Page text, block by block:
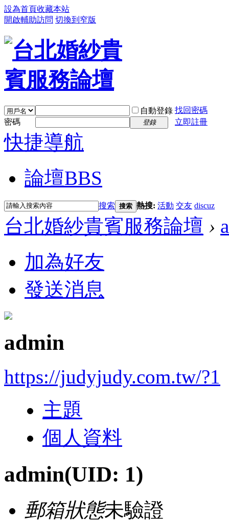
設為首頁收藏本站
開啟輔助訪問 切換到窄版
自動登錄 找回密碼
密碼
登錄 立即註冊
快捷導航
論壇BBS
搜索 搜索 熱搜: 活動 交友 discuz
台北婚紗貴賓服務論壇 ›
加為好友
發送消息
admin
https://judyjudy.com.tw/?1
主題
個人資料
admin(UID: 1)
郵箱狀態未驗證